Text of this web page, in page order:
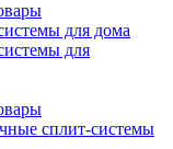
для дома
для
сплит-системы